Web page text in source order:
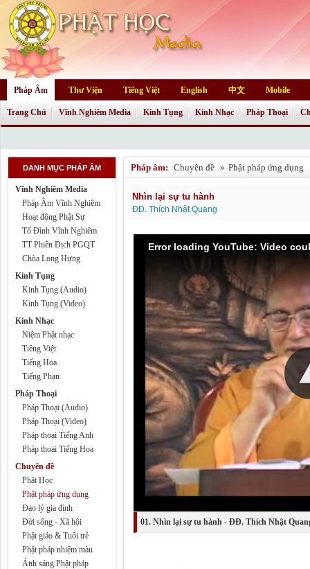
Pháp Âm Thư Viện Tiếng Việt English 中文 Mobile
Trang Chủ Vĩnh Nghiêm Media Kinh Tụng Kinh Nhạc Pháp Thoại
DANH MỤC PHÁP ÂM
Vĩnh Nghiêm Media
Pháp Âm Vĩnh Nghiêm
Hoạt động Phật Sự
Tổ Đình Vĩnh Nghiêm
TT Phiên Dịch PGQT
Chùa Long Hưng
Kinh Tụng
Kinh Tụng (Audio)
Kinh Tụng (Video)
Kinh Nhạc
Niệm Phật nhạc
Tiêng Việt
Tiếng Hoa
Tiếng Phạn
Pháp Thoại
Pháp Thoại (Audio)
Pháp Thoại (Video)
Pháp thoại Tiếng Anh
Pháp thoại Tiếng Hoa
Chuyên đề
Phật Học
Phật pháp ứng dụng
Đạo lý gia đình
Đời sống - Xã hội
Phật giáo & Tuổi trẻ
Phật pháp nhiệm màu
Ánh sáng Phật pháp
Pháp âm: Chuyên đề » Phật pháp ứng dụng
Nhìn lại sự tu hành
ĐĐ. Thích Nhật Quang
Error loading YouTube: Video
01. Nhìn lại sự tu hành - ĐĐ. Thích Nhật